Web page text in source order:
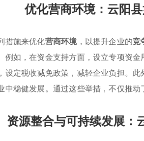
优化营商环境：云阳
措施来优化营商环境，以提升企业的竞
例如，在资金支持方面，设立专项资
，设定税收减免政策，减轻企业负担。
中稳健发展。通过这些举措，不仅推
资源整合与可持续发展：